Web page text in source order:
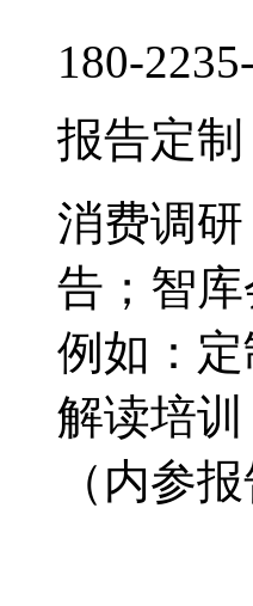
180-
报告定制
消费调
告；智
例如：
解读培
（内参报